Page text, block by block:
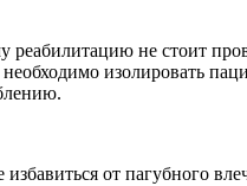
не стоит
изолировать
от пагубного